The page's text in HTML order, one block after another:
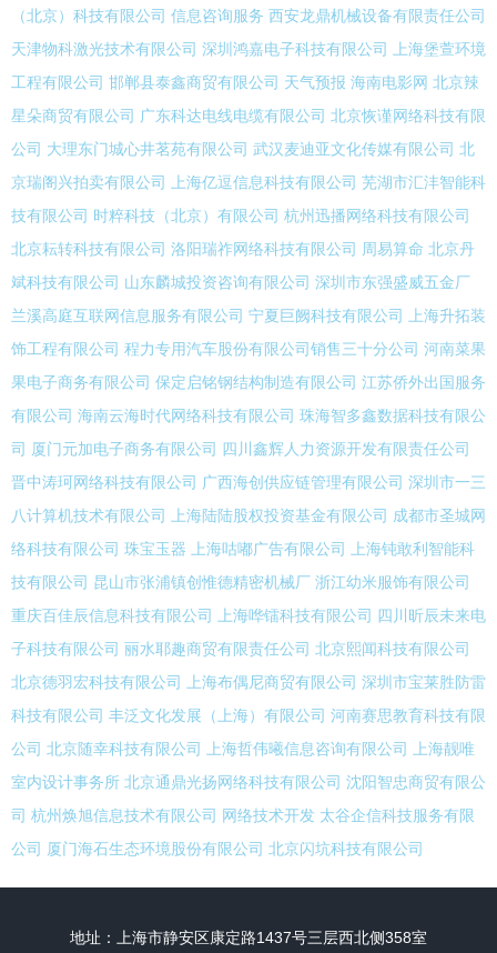
（北京）科技有限公司 信息咨询服务 西安龙鼎机械设备有限责任公司
天津物科激光技术有限公司 深圳鸿嘉电子科技有限公司
上海堡萱环境
工程有限公司 邯郸县泰鑫商贸有限公司 天气预报 海南电影网 北京辣
星朵商贸有限公司 广东科达电线电缆有限公司 北京恢谨网络科技有限
公司 大理东门城心井茗苑有限公司 武汉麦迪亚文化传媒有限公司 北
京瑞阁兴拍卖有限公司
上海亿逗信息科技有限公司 芜湖市汇沣智能科
技有限公司 时粹科技（北京）有限公司 杭州迅播网络科技有限公司
北京耘转科技有限公司 洛阳瑞祚网络科技有限公司 周易算命 北京丹
斌科技有限公司 山东麟城投资咨询有限公司 深圳市东强盛威五金厂
兰溪高庭互联网信息服务有限公司 宁夏巨阙科技有限公司
上海升拓装
饰工程有限公司 程力专用汽车股份有限公司销售三十分公司 河南菜果
果电子商务有限公司 保定启铭钢结构制造有限公司 江苏侨外出国服务
有限公司 海南云海时代网络科技有限公司 珠海智多鑫数据科技有限公
司 厦门元加电子商务有限公司 四川鑫辉人力资源开发有限责任公司
晋中涛珂网络科技有限公司 广西海创供应链管理有限公司 深圳市一三
八计算机技术有限公司
上海陆陆股权投资基金有限公司 成都市圣城网
络科技有限公司 珠宝玉器 上海咕嘟广告有限公司
上海钝敢利智能科
技有限公司 昆山市张浦镇创惟德精密机械厂 浙江幼米服饰有限公司
重庆百佳辰信息科技有限公司
上海哗镭科技有限公司 四川昕辰未来电
子科技有限公司 丽水耶趣商贸有限责任公司 北京熙闻科技有限公司
北京德羽宏科技有限公司
上海布偶尼商贸有限公司 深圳市宝莱胜防雷
科技有限公司 丰泛文化发展（上海）有限公司 河南赛思教育科技有限
公司 北京随幸科技有限公司 上海哲伟曦信息咨询有限公司
上海靓唯
室内设计事务所 北京通鼎光扬网络科技有限公司 沈阳智忠商贸有限公
司 杭州焕旭信息技术有限公司 网络技术开发 太谷企信科技服务有限
公司 厦门海石生态环境股份有限公司 北京闪坑科技有限公司
地址：上海市静安区康定路1437号三层西北侧358室